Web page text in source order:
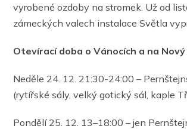
vyrobené ozdoby na stromek. Už od
zámeckých valech instalace Světla
Otevírací doba o Vánocích a na
Neděle 24. 12. 21:30-24:00 –
(rytířské sály, velký gotický sál, kaple
Pondělí 25. 12. 13–18:00 – jen